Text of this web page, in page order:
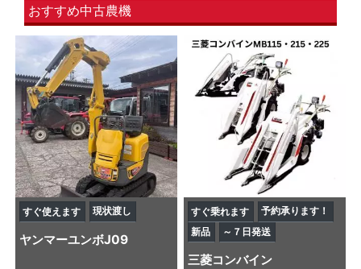
おすすめ中古農機
すぐ使えます 現状渡し
ヤンマーユンボJ09
すぐ乗れます
予約承ります！
新品
～７日発送
三菱コンバイン